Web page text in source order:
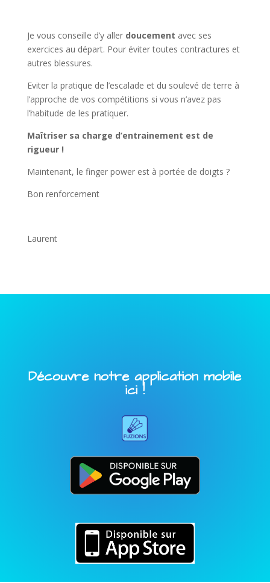
Je vous conseille d’y aller doucement avec ses
exercices au départ. Pour éviter toutes contractures et
autres blessures.
Eviter la pratique de l’escalade et du soulevé de terre à
l’approche de vos compétitions si vous n’avez pas
l’habitude de les pratiquer.
Maîtriser sa charge d’entrainement est de
rigueur !
Maintenant, le finger power est à portée de doigts ?
Bon renforcement
Laurent
Découvre notre application mobile
ici !